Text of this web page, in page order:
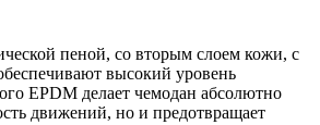
пеной, со вторым слоем кожи, с
высокий уровень
EPDM делает чемодан абсолютно
движений, но и предотвращает